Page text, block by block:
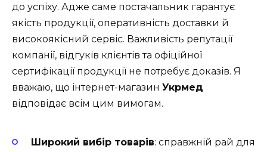
до успіху. Адже саме постачальник гарантує
якість продукції, оперативність доставки й
високоякісний сервіс. Важливість репутації
компанії, відгуків клієнтів та офіційної
сертифікації продукції не потребує доказів. Я
вважаю, що інтернет-магазин Укрмед
відповідає всім цим вимогам.
Широкий вибір товарів: справжній рай для